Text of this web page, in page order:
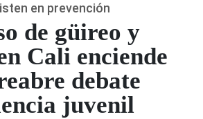
en prevención
de güireo y
Cali enciende
debate
juvenil